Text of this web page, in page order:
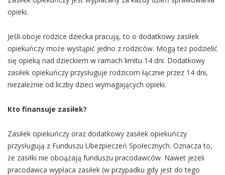
opieki.
Jeśli oboje rodzice dziecka pracują, to o dodatkowy zasiłek
opiekuńczy może wystąpić jedno z rodziców. Mogą też podzielić
się opieką nad dzieckiem w ramach limitu 14 dni. Dodatkowy
zasiłek opiekuńczy przysługuje rodzicom łącznie przez 14 dni,
niezależnie od liczby dzieci wymagających opieki.
Kto finansuje zasiłek?
Zasiłek opiekuńczy oraz dodatkowy zasiłek opiekuńczy
przysługują z Funduszu Ubezpieczeń Społecznych. Oznacza to,
że zasiłki nie obciążają funduszu pracodawców. Nawet jeżeli
pracodawca wypłaca zasiłek (w przypadku gdy jest do tego